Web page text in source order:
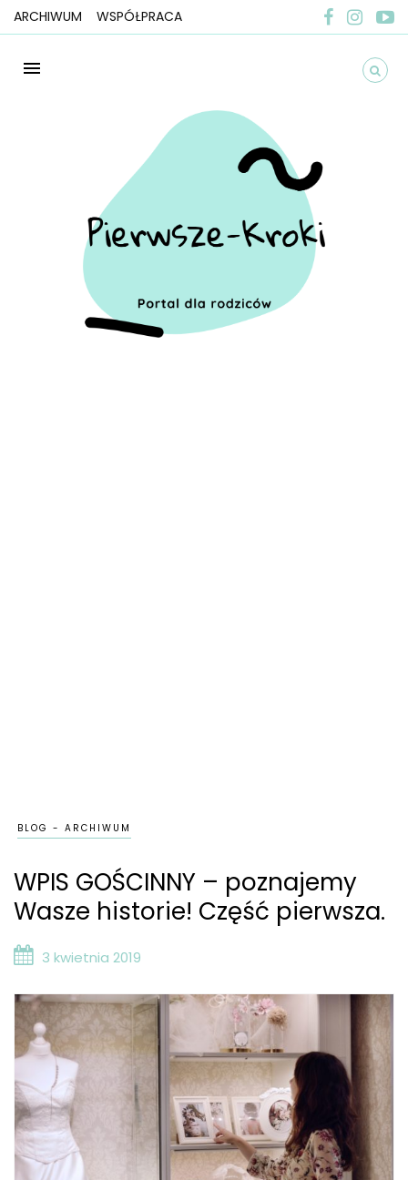
ARCHIWUM WSPÓŁPRACA
BLOG - ARCHIWUM
WPIS GOŚCINNY – poznajemy
Wasze historie! Część pierwsza.
3 kwietnia 2019